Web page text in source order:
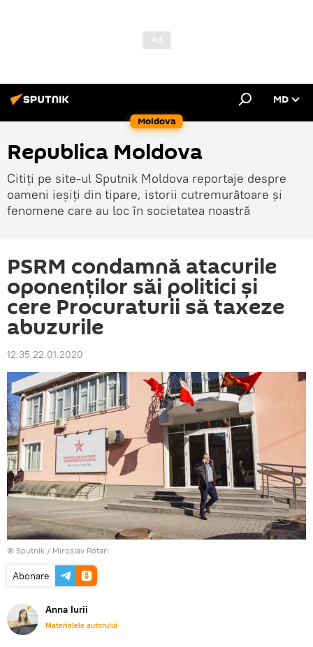
Moldova
MD
Republica Moldova
Citiți pe site-ul Sputnik Moldova reportaje despre
oameni ieșiți din tipare, istorii cutremurătoare și
fenomene care au loc în societatea noastră
PSRM condamnă atacurile
oponenților săi politici și
cere Procuraturii să taxeze
abuzurile
12:35 22.01.2020
© Sputnik / Miroslav Rotari
Abonare
Anna Iurii
Materialele autorului